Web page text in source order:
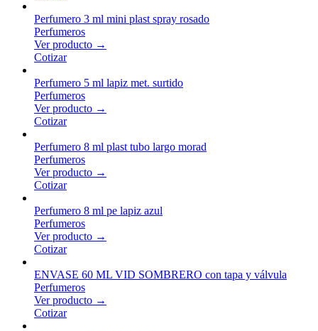
Perfumero 3 ml mini plast spray rosado
Perfumeros
Ver producto →
Cotizar
Perfumero 5 ml lapiz met. surtido
Perfumeros
Ver producto →
Cotizar
Perfumero 8 ml plast tubo largo morad
Perfumeros
Ver producto →
Cotizar
Perfumero 8 ml pe lapiz azul
Perfumeros
Ver producto →
Cotizar
ENVASE 60 ML VID SOMBRERO con tapa y válvula
Perfumeros
Ver producto →
Cotizar